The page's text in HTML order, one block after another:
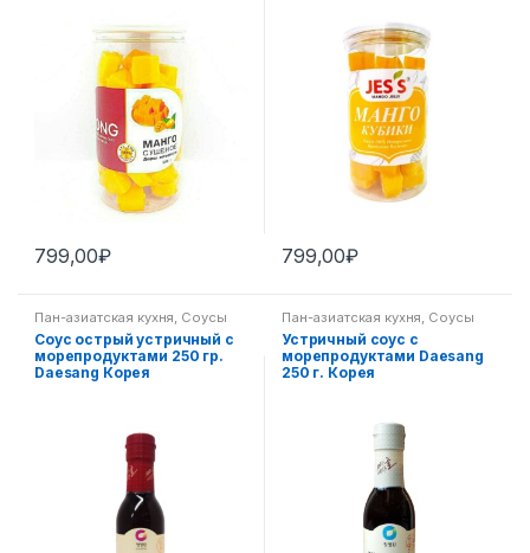
799,00₽ 799,00₽
Пан-азиатская кухня, Соусы
Соус острый устричный с
морепродуктами 250 гр.
Daesang Корея
Пан-азиатская кухня, Соусы
Устричный соус с
морепродуктами Daesang
250 г. Корея